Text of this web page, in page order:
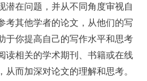
潜在问题，并从不同角度审视自
考其他学者的论文，从他们的写
于你提高自己的写作水平和思考
读相关的学术期刊、书籍或在线
而加深对论文的理解和思考。